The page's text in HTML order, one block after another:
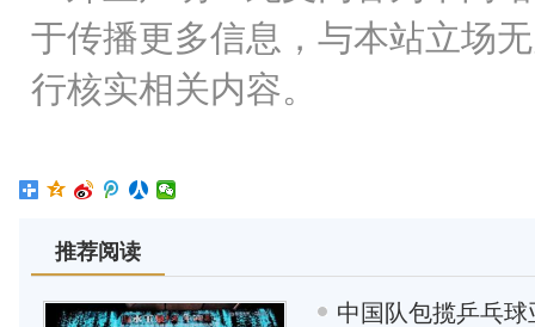
于传播更多信息，与本站立场
行核实相关内容。
推荐阅读
中国队包揽乒乓